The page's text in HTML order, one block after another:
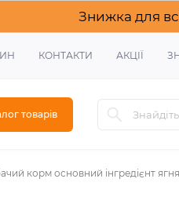
Знижка для
КОНТАКТИ АКЦІЇ
товарів
корм основний інгредієнт ягня